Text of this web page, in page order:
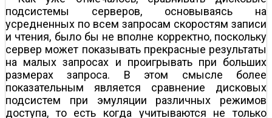
подсистемы серверов, основываясь на
усредненных по всем запросам скоростям записи
и чтения, было бы не вполне корректно, поскольку
сервер может показывать прекрасные результаты
на малых запросах и проигрывать при больших
размерах запроса. В этом смысле более
показательным является сравнение дисковых
подсистем при эмуляции различных режимов
доступа, то есть когда учитываются не только